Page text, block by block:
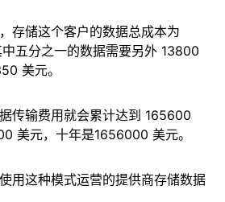
存储这个客户的数据总成本为
五分之一的数据需要另外 13800
美元。
传输费用就会累计达到 165600
美元，十年是1656000 美元。
用这种模式运营的提供商存储数据